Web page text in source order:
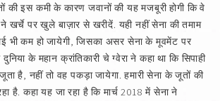
की इस कमी के कारण जवानों की यह मजबूरी होगी कि वे
खर्चे पर खुले बाज़ार से खरीदें. यही नहीं सेना की तमाम
भी कम हो जायेगी, जिसका असर सेना के मूवमेंट पर
के महान क्रांतिकारी चे ग्वेरा ने कहा था कि सिपाही
है, नहीं तो वह पकड़ा जायेगा. हमारी सेना के जूतों की
है. कहा यह जा रहा है कि मार्च 2018 में सेना ने